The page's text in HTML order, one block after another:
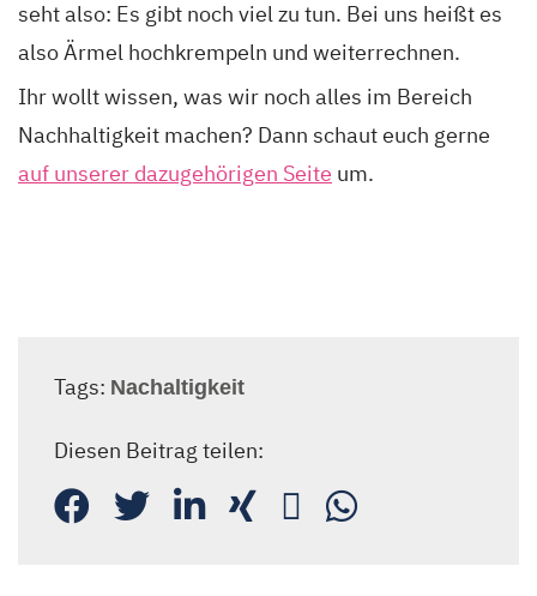
seht also: Es gibt noch viel zu tun. Bei uns heißt es
also Ärmel hochkrempeln und weiterrechnen.
Ihr wollt wissen, was wir noch alles im Bereich
Nachhaltigkeit machen? Dann schaut euch gerne
auf unserer dazugehörigen Seite um.
Tags: Nachaltigkeit
Diesen Beitrag teilen: